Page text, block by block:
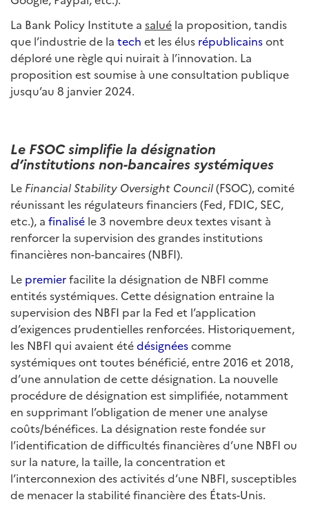
La Bank Policy Institute a salué la proposition, tandis
que l’industrie de la tech et les élus républicainsont
déploré une règle qui nuirait à l’innovation. La
proposition est soumise à une consultation publique
jusqu’au 8 janvier 2024.
Le FSOC simplifie la désignation
d’institutions non-bancaires systémiques
Le Financial Stability Oversight Council(FSOC), comité
réunissant les régulateurs financiers (Fed, FDIC, SEC,
etc.), a finalisé le 3 novembre deux textes visant à
renforcer la supervision des grandes institutions
financières non-bancaires (NBFI).
Le premierfacilite la désignation de NBFI comme
entités systémiques. Cette désignation entraine la
supervision des NBFI par la Fed et l’application
d’exigences prudentielles renforcées. Historiquement,
les NBFI qui avaient étédésignéescomme
systémiques ont toutes bénéficié, entre 2016 et 2018,
d’une annulation de cette désignation. La nouvelle
procédure de désignation est simplifiée, notamment
en supprimant l’obligation de mener une analyse
coûts/bénéfices. La désignation reste fondée sur
l’identification de difficultés financières d’une NBFI ou
sur la nature, la taille, la concentration et
l’interconnexion des activités d’une NBFI, susceptibles
de menacer la stabilité financière des États-Unis.